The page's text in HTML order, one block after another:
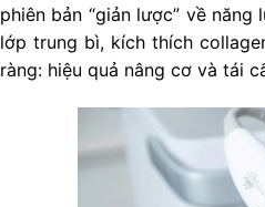
phiên bản “giản lược” về
lớp trung bì, kích thích
ràng: hiệu quả nâng cơ và tái